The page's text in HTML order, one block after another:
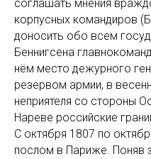
соглашать мнения
корпусных командиров
доносить обо всем
Беннигсена
нём место дежурного
резервом армии, в
неприятеля со стороны
Нареве российские
С октября 1807 по
послом в Париже. Поняв